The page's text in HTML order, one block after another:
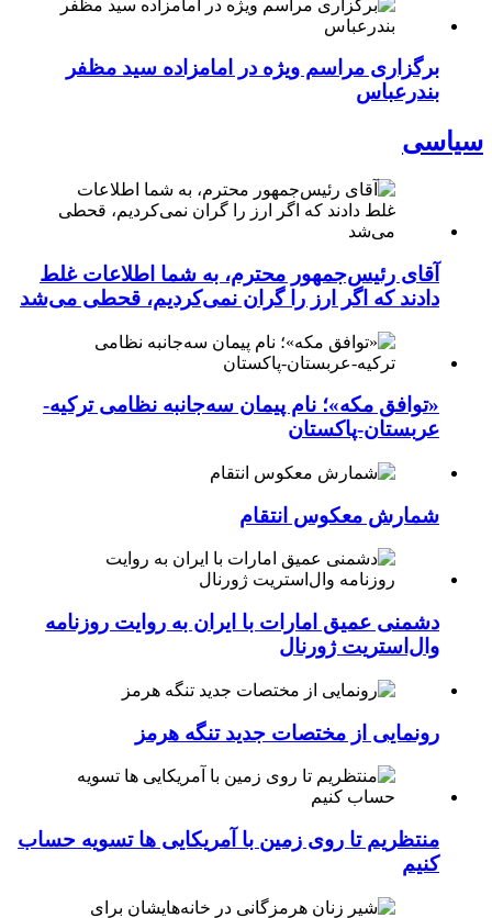
برگزاری مراسم ویژه در امامزاده سید مظفر
بندرعباس
سیاسی
آقای رئیس‌جمهور محترم، به شما اطلاعات غلط
دادند که اگر ارز را گران نمی‌کردیم، قحطی می‌شد
«توافق مکه»؛ نام پیمان سه‌جانبه نظامی ترکیه-
عربستان-پاکستان
شمارش معکوس انتقام
دشمنی عمیق امارات با ایران به روایت روزنامه
وال‌استریت ژورنال
رونمایی از مختصات جدید تنگه هرمز
منتظریم تا روی زمین با آمریکایی ها تسویه حساب
کنیم